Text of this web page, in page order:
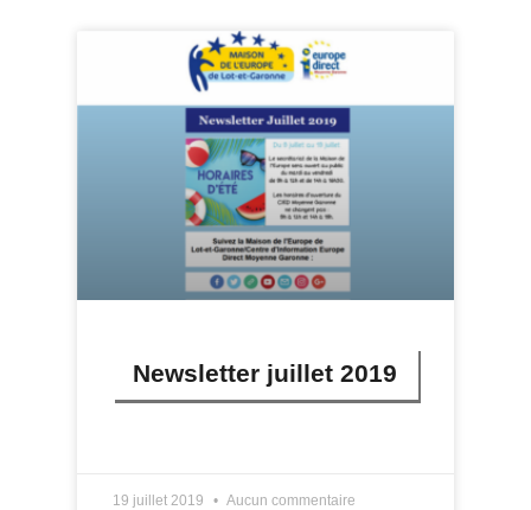
Newsletter juillet 2019
19 juillet 2019 Aucun commentaire